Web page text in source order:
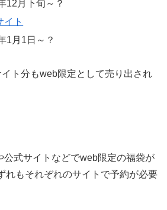
12月下旬～？
イト
1月1日～？
ト分もweb限定として売り出され
公式サイトなどでweb限定の福袋が
れもそれぞれのサイトで予約が必要